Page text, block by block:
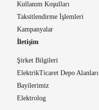
Kullanım Koşulları
Taksitlendirme İşlemleri
Kampanyalar
İletişim
Şirket Bilgileri
ElektrikTicaret Depo Alanları
Bayilerimiz
Elektrolog